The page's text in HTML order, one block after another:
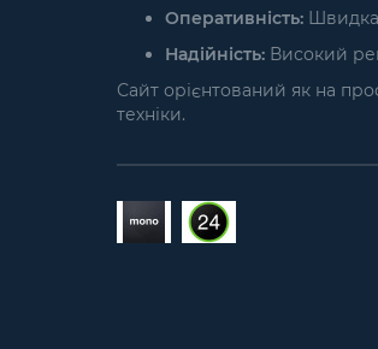
Оперативність: Швидка
Надійність: Високий
Сайт орієнтований як на
техніки.